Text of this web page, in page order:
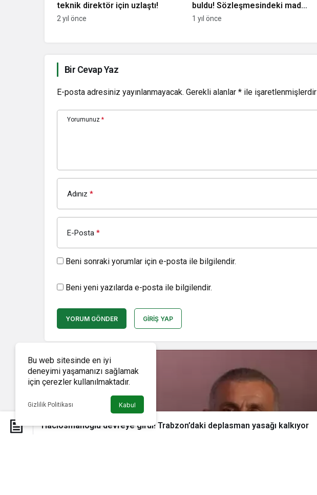
teknik direktör için uzlaştı!
2 yıl önce
buldu! Sözleşmesindeki madde
kullanılacak…
1 yıl önce
Bir Cevap Yaz
E-posta adresiniz yayınlanmayacak. Gerekli alanlar * ile işaretlenmişlerdir
Yorumunuz *
Adınız *
E-Posta *
Beni sonraki yorumlar için e-posta ile bilgilendir.
Beni yeni yazılarda e-posta ile bilgilendir.
YORUM GÖNDER GIRIŞ YAP
Hacıosmanoğlu devreye girdi! Trabzon’daki deplasman yasağı kalkıyor
Bu web sitesinde en iyi
deneyimi yaşamanızı sağlamak
için çerezler kullanılmaktadır.
Gizlilik Politikası Kabul